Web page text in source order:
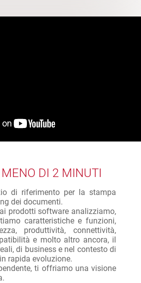
DI 2 MINUTI
di riferimento per la stampa
dei documenti.
prodotti software analizziamo,
caratteristiche e funzioni,
produttività, connettività,
e molto altro ancora, il
di business e nel contesto di
rapida evoluzione.
ti offriamo una visione